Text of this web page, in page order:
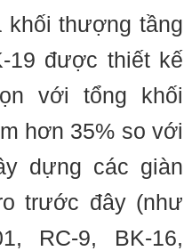
khối thượng tầng
19 được thiết kế
với tổng khối
hơn 35% so với
dựng các giàn
trước đây (như
RC-9, BK-16,